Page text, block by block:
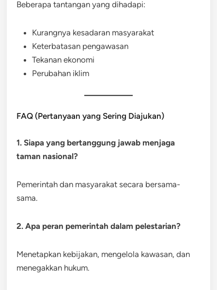
Beberapa tantangan yang dihadapi:
Kurangnya kesadaran masyarakat
Keterbatasan pengawasan
Tekanan ekonomi
Perubahan iklim
FAQ (Pertanyaan yang Sering Diajukan)
1. Siapa yang bertanggung jawab menjaga
taman nasional?
Pemerintah dan masyarakat secara bersama-
sama.
2. Apa peran pemerintah dalam pelestarian?
Menetapkan kebijakan, mengelola kawasan, dan
menegakkan hukum.